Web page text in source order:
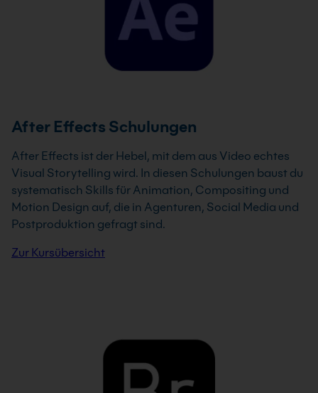
After Effects Schulungen
After Effects ist der Hebel, mit dem aus Video echtes
Visual Storytelling wird. In diesen Schulungen baust du
systematisch Skills für Animation, Compositing und
Motion Design auf, die in Agenturen, Social Media und
Postproduktion gefragt sind.
Zur Kursübersicht